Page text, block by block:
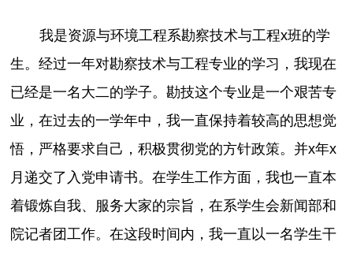
我是资源与环境工程系勘察技术与工程x班的学
生。经过一年对勘察技术与工程专业的学习，我现在
已经是一名大二的学子。勘技这个专业是一个艰苦专
业，在过去的一学年中，我一直保持着较高的思想觉
悟，严格要求自己，积极贯彻党的方针政策。并x年x
月递交了入党申请书。在学生工作方面，我也一直本
着锻炼自我、服务大家的宗旨，在系学生会新闻部和
院记者团工作。在这段时间内，我一直以一名学生干